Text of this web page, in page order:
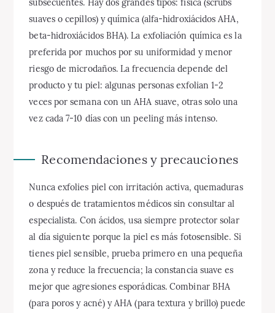
subsecuentes. Hay dos grandes tipos: física (scrubs
suaves o cepillos) y química (alfa-hidroxiácidos AHA,
beta-hidroxiácidos BHA). La exfoliación química es la
preferida por muchos por su uniformidad y menor
riesgo de microdaños. La frecuencia depende del
producto y tu piel: algunas personas exfolian 1-2
veces por semana con un AHA suave, otras solo una
vez cada 7-10 días con un peeling más intenso.
Recomendaciones y precauciones
Nunca exfolies piel con irritación activa, quemaduras
o después de tratamientos médicos sin consultar al
especialista. Con ácidos, usa siempre protector solar
al día siguiente porque la piel es más fotosensible. Si
tienes piel sensible, prueba primero en una pequeña
zona y reduce la frecuencia; la constancia suave es
mejor que agresiones esporádicas. Combinar BHA
(para poros y acné) y AHA (para textura y brillo) puede